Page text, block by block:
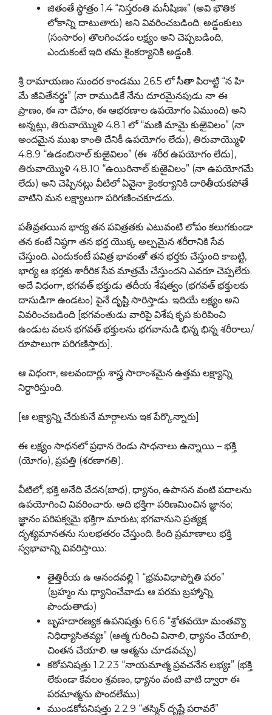
జితంతే స్థోత్రం 1.4 “నిస్తరంతి మనీషిణః” (అవి భౌతిక
లోకాన్ని దాటుతారు) అని వివరించబడింది. అడ్డంకులు
(సంసారం) తొలగించడం లక్ష్యం అని చెప్పబడింది,
ఎందుకంటే ఇది తమ కైంకర్యానికి అడ్డంకి.
శ్రీ రామాయణం సుందర కాండము 26.5 లో సీతా పిరాట్టి “న హి
మే జీవితేనర్థః” (నా రాముడికే నేను దూరమైనపుడు నా ఈ
ప్రాణం, ఈ నా దేహం, ఈ ఆభరణాల ఉపయోగం ఏముంది) అని
అన్నట్లు, తిరువాయ్మొళి 4.8.1 లో “మణి మామై కుఱైవిలం” (నా
అందమైన ముఖ కాంతి దేనికీ ఉపయోగం లేదు), తిరువాయ్మొళి
4.8.9 “ఉడంబినాల్ కుఱైవిలం” (ఈ శరీర ఉపయోగం లేదు),
తిరువాయ్మొళి 4.8.10 “ఉయిరినాల్ కుఱైవిలం” (నా ఉపయోగమే
లేదు) అని చెప్పినట్లు వీటిలో ఏవైనా కైంకర్యానికి దారితీయకపోతే
వాటిని మన లక్ష్యాలుగా పరిగణించకూడదు.
పతీవ్రతయిన భార్య తన పవిత్రతకు ఎటువంటి లోపం కలుగకుండా
తన కంటే నిష్ఠగా తన భర్త యొక్క అల్పమైన శరీరానికి సేవ
చేస్తుంది. ఎందుకంటే పవిత్ర భావంతో తన భర్తకు చేస్తుంది కాబట్టి,
భార్య ఆ భర్తకు శారీరిక సేవ మాత్రమే చేస్తుందని ఎవరూ చెప్పలేరు.
అదే విధంగా, భగవత్ భక్తుడు తదీయ శేషత్వం (భగవత్ భక్తులకు
దాసుడిగా ఉండటం) పైనే దృష్టి సారిస్తాడు. ఇదియే లక్ష్యం అని
వివరించబడింది [భగవంతుడు వారిపై విశేష కృప కురిపించి
ఉండుట వలన భగవత్ భక్తులను భగవానుడి భిన్న భిన్న శరీరాలు/
రూపాలుగా పరిగణిస్తారు].
ఆ విధంగా, అలవందార్లు శాస్త్ర సారాంశమైన ఉత్తమ లక్ష్యాన్ని
నిర్ధారిస్తుంది.
[ఆ లక్ష్యాన్ని చేరుకునే మార్గాలను ఇక పేర్కొన్నారు]
ఈ లక్ష్యం సాధనలో ప్రధాన రెండు సాధనాలు ఉన్నాయి – భక్తి
(యోగం), ప్రపత్తి (శరణాగతి).
వీటిలో, భక్తి అనేది వేదన(బాధ), ధ్యానం, ఉపాసన వంటి పదాలను
ఉపయోగించి వివరించారు. అది భక్తిగా పరిణమించిన జ్ఞానం;
జ్ఞానం పరిపక్వమై భక్తిగా మారుట; భగవానుని ప్రత్యక్ష
దృశ్యమానతను సులభతరం చేస్తుంది. కింది ప్రమాణాలు భక్తి
స్వభావాన్ని వివరిస్తాయి:
తైత్తిరీయ ఉ ఆనందవల్లి 1 “భ్రమవిధాప్నోతి పరం”
(బ్రహ్మం ను ధ్యానించేవాడు ఆ పరమ బ్రహ్మాన్ని
పొందుతాడు)
బృహదారణ్యక ఉపనిషత్తు 6.6.6 “శ్రోతవయో మంతవ్యొ
నిధిధ్యాసితవ్యః” (ఆత్మ గురించి వినాలి, ధ్యానం చేయాలి,
చింతన చేయాలి. ఆ ఆత్మను చూడవచ్చు)
కఠోపనిషత్తు 1.2.23 “నాయమాత్మ ప్రవచనేన లభ్యః” (భక్తి
లేకుండా కేవలం శ్రవణం, ధ్యానం వంటి వాటి ద్వారా ఈ
పరమాత్మను పొందలేము)
ముండకోపనిషత్తు 2.2.9 “తస్మిన్ దృష్టే పరావరే”